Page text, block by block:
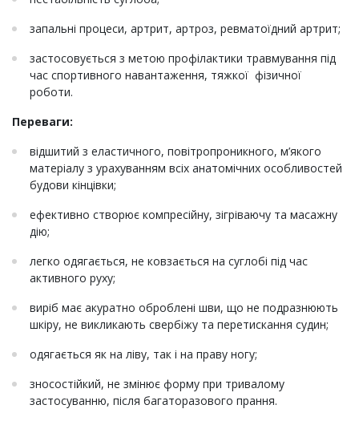
запальні процеси, артрит, артроз, ревматоїдний артрит;
застосовується з метою профілактики травмування під
час спортивного навантаження, тяжкої фізичної
роботи.
Переваги:
відшитий з еластичного, повітропроникного, м’якого
матеріалу з урахуванням всіх анатомічних особливостей
будови кінцівки;
ефективно створює компресійну, зігріваючу та масажну
дію;
легко одягається, не ковзається на суглобі під час
активного руху;
виріб має акуратно оброблені шви, що не подразнюють
шкіру, не викликають свербіжу та перетискання судин;
одягається як на ліву, так і на праву ногу;
зносостійкий, не змінює форму при тривалому
застосуванню, після багаторазового прання.